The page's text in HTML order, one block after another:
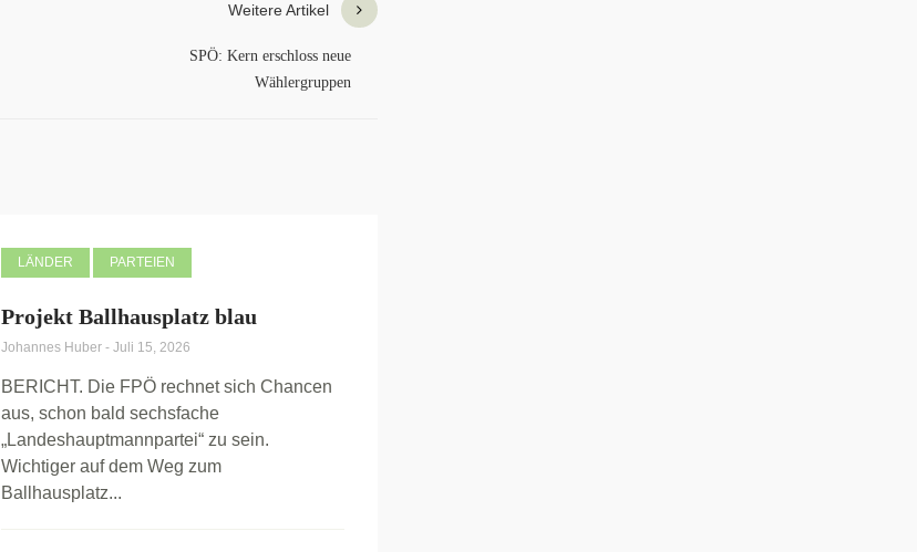
Weitere Artikel
SPÖ: Kern erschloss neue
Wählergruppen
LÄNDER PARTEIEN
Projekt Ballhausplatz blau
Johannes Huber - Juli 15, 2026
BERICHT. Die FPÖ rechnet sich Chancen
aus, schon bald sechsfache
„Landeshauptmannpartei“ zu sein.
Wichtiger auf dem Weg zum
Ballhausplatz...